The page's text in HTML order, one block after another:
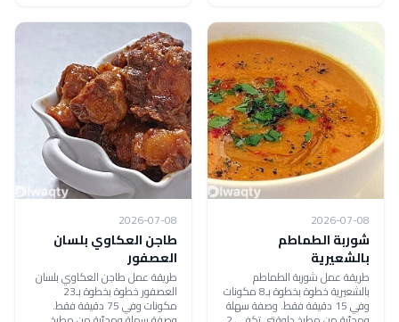
2026-07-08
شوربة الطماطم
بالشعيرية
طريقة عمل شوربة الطماطم
بالشعيرية خطوة بخطوة بـ8 مكونات
وفي 15 دقيقة فقط. وصفة سهلة
2026-07-08
طاجن العكاوي بلسان
العصفور
طريقة عمل طاجن العكاوي بلسان
العصفور خطوة بخطوة بـ23
مكونات وفي 75 دقيقة فقط.